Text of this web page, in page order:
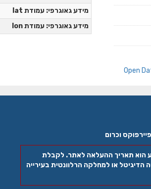
Open
מידע גאוגרפי: עמודת lat
מידע גאוגרפי: עמודת lon
וכרום
הוא תאריך ההעלאה לאתר. לקבלת
הדיגיטל או למחלקה הרלוונטית בעירייה